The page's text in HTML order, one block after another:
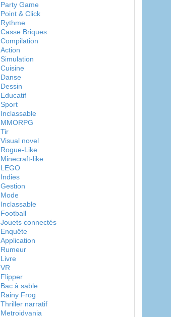
Party Game
Point & Click
Rythme
Casse Briques
Compilation
Action
Simulation
Cuisine
Danse
Dessin
Educatif
Sport
Inclassable
MMORPG
Tir
Visual novel
Rogue-Like
Minecraft-like
LEGO
Indies
Gestion
Mode
Inclassable
Football
Jouets connectés
Enquête
Application
Rumeur
Livre
VR
Flipper
Bac à sable
Rainy Frog
Thriller narratif
Metroidvania